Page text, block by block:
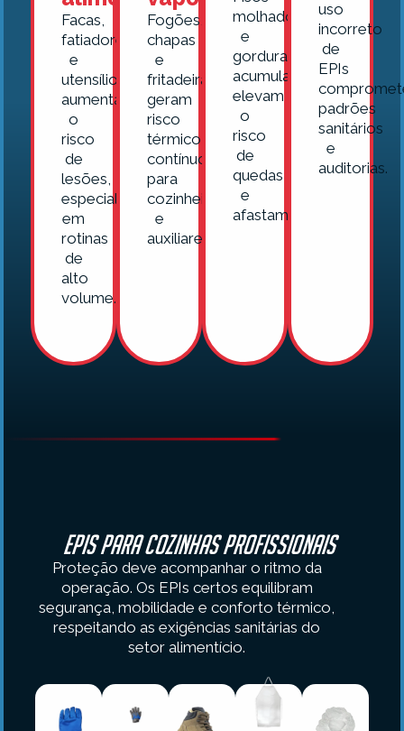
Facas,
fatiadores
e
utensílios
aumentam
o
risco
de
lesões,
especialmente
em
rotinas
de
alto
volume.
Fogões,
chapas
e
fritadeiras
geram
risco
térmico
contínuo
para
cozinheiros
e
auxiliares.
molhados
e
gordura
acumulada
elevam
o
risco
de
quedas
e
afastamentos.
uso
incorreto
de
EPIs
padrões
sanitários
e
auditorias.
EPIs para cozinhas profissionais
Proteção deve acompanhar o ritmo da
operação. Os EPIs certos equilibram
segurança, mobilidade e conforto térmico,
respeitando as exigências sanitárias do
setor alimentício.